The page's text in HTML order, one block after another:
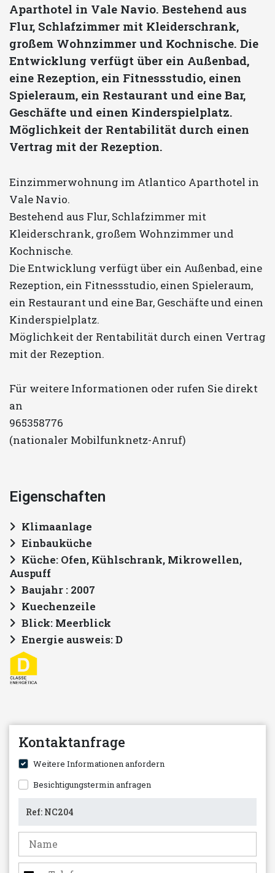
Aparthotel in Vale Navio. Bestehend aus
Flur, Schlafzimmer mit Kleiderschrank,
großem Wohnzimmer und Kochnische. Die
Entwicklung verfügt über ein Außenbad,
eine Rezeption, ein Fitnessstudio, einen
Spieleraum, ein Restaurant und eine Bar,
Geschäfte und einen Kinderspielplatz.
Möglichkeit der Rentabilität durch einen
Vertrag mit der Rezeption.
Einzimmerwohnung im Atlantico Aparthotel in
Vale Navio.
Bestehend aus Flur, Schlafzimmer mit
Kleiderschrank, großem Wohnzimmer und
Kochnische.
Die Entwicklung verfügt über ein Außenbad, eine
Rezeption, ein Fitnessstudio, einen Spieleraum,
ein Restaurant und eine Bar, Geschäfte und einen
Kinderspielplatz.
Möglichkeit der Rentabilität durch einen Vertrag
mit der Rezeption.
Für weitere Informationen oder rufen Sie direkt
an
965358776
(nationaler Mobilfunknetz-Anruf)
Eigenschaften
Klimaanlage
Einbauküche
Auspuff
Baujahr : 2007
Kuechenzeile
Blick: Meerblick
Energie ausweis: D
Kontaktanfrage
Weitere Informationen anfordern
Besichtigungstermin anfragen